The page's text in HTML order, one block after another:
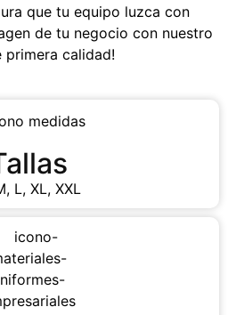
que tu equipo luzca con
de tu negocio con nuestro
primera calidad!
L, XL, XXL